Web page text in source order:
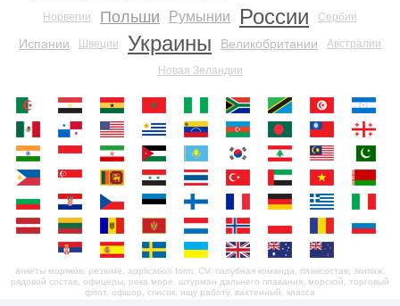
Норвегии Польши Румынии России Сербии
Испании Швеции Украины Великобритании Австралии
Новая Зеландии
анкеты моряков, резюме, application form, CV, палубная команда, плавсостав, экипаж,
рядовой состав, офицеры, река море, штурман дальнего плавания, морской, торговый
флот, офшор, список, ищу работу, вахтенный, класса